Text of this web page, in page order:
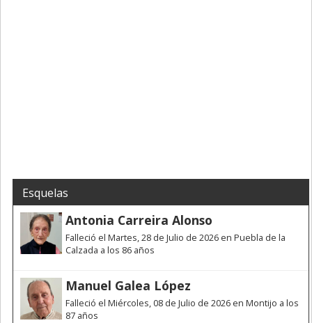
Esquelas
Antonia Carreira Alonso
Falleció el Martes, 28 de Julio de 2026 en Puebla de la
Calzada a los 86 años
Manuel Galea López
Falleció el Miércoles, 08 de Julio de 2026 en Montijo a los
87 años